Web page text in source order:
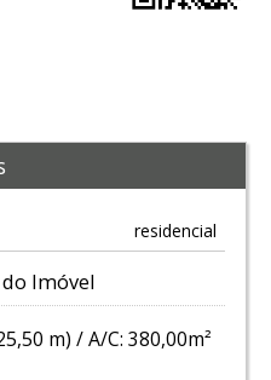
residencial
Imóvel
m) / A/C: 380,00m²